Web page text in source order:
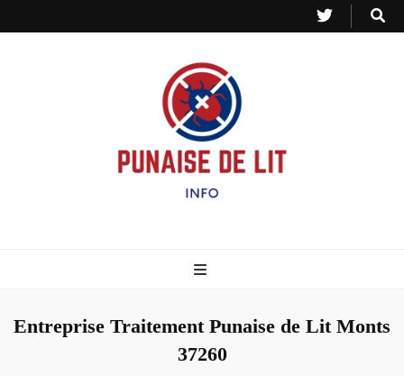
– Info
Entreprise Traitement Punaise de Lit Monts
37260